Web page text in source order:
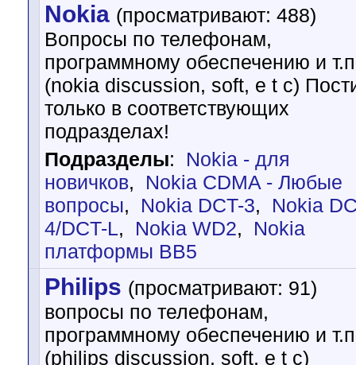
Nokia (просматривают: 488)
Вопросы по телефонам,
программному обеспечению и
(nokia discussion, soft, e t c)
только в соответствующих
подразделах!
Подразделы:
Nokia - для
новичков,
Nokia CDMA - Любые
вопросы, Nokia DCT-3,
Nokia
4/DCT-L, Nokia WD2,
Nokia
платформы BB5
Philips (просматривают: 91)
вопросы по телефонам,
программному обеспечению и
(philips discussion, soft, e t c)